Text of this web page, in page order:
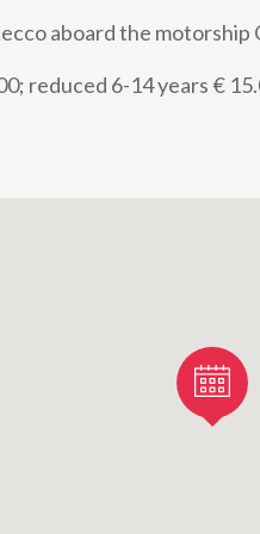
aboard the
reduced 6-14 years €